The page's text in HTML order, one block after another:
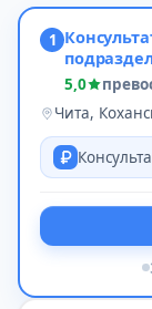
1
5,0
Чита,